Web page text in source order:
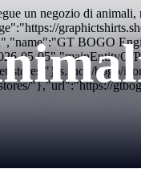
un negozio di animali,
BOGO
05-
stores/"} s.shop/bogo/
"},"url":"https://